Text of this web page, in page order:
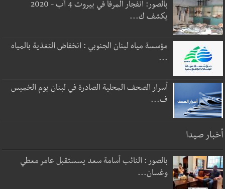
بالصور: انفجار المرفأ في بيروت 4 آب - 2020
يكشف ك...
مؤسسة مياه لبنان الجنوبي : انخفاض التغذية بالمياه
...
أسرار الصحف المحلية الصادرة في لبنان يوم الخميس
ف...
أخبار صيدا
بالصور : النائب أسامة سعد يسستقبل عامر معطي
وغسان...